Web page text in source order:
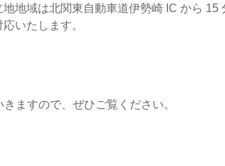
地域は北関東自動車道伊勢崎 IC から 15
いたします。
ますので、ぜひご覧ください。